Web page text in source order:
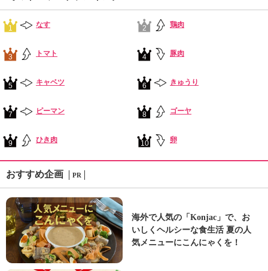
1 なす 2 鶏肉
3 トマト 4 豚肉
5 キャベツ 6 きゅうり
7 ピーマン 8 ゴーヤ
9 ひき肉 10 卵
おすすめ企画 PR
海外で人気の「Konjac」で、お
いしくヘルシーな食生活 夏の人
気メニューにこんにゃくを！